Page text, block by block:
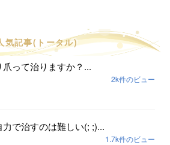
気記事(トータル)
爪って治りますか？...
2k件のビュー
で治すのは難しい(; ;)...
1.7k件のビュー